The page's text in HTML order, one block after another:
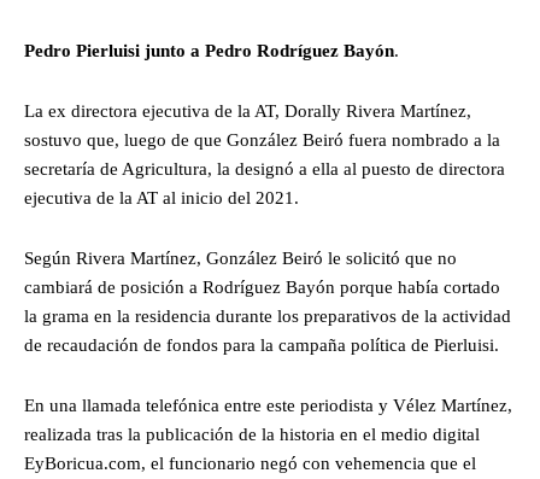
Pedro Pierluisi junto a Pedro Rodríguez Bayón.
La ex directora ejecutiva de la AT, Dorally Rivera Martínez,
sostuvo que, luego de que González Beiró fuera nombrado a la
secretaría de Agricultura, la designó a ella al puesto de directora
ejecutiva de la AT al inicio del 2021.
Según Rivera Martínez, González Beiró le solicitó que no
cambiará de posición a Rodríguez Bayón porque había cortado
la grama en la residencia durante los preparativos de la actividad
de recaudación de fondos para la campaña política de Pierluisi.
En una llamada telefónica entre este periodista y Vélez Martínez,
realizada tras la publicación de la historia en el medio digital
EyBoricua.com, el funcionario negó con vehemencia que el